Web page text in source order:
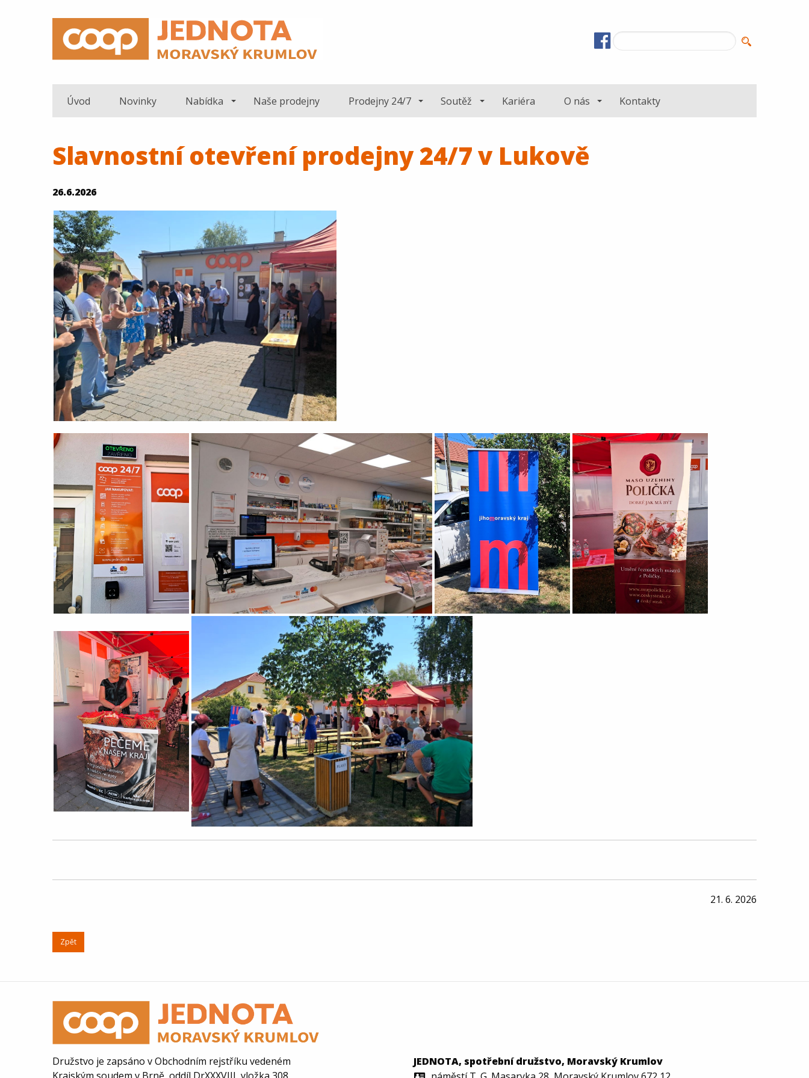
Úvod Novinky Nabídka Naše prodejny Prodejny 24/7 Soutěž Kariéra O nás Kontakty
Slavnostní otevření prodejny 24/7 v Lukově
26.6.2026
21. 6. 2026
Zpět
Družstvo je zapsáno v Obchodním rejstříku vedeném
Krajským soudem v Brně, oddíl DrXXXVIII, vložka 308
JEDNOTA, spotřební družstvo, Moravský Krumlov